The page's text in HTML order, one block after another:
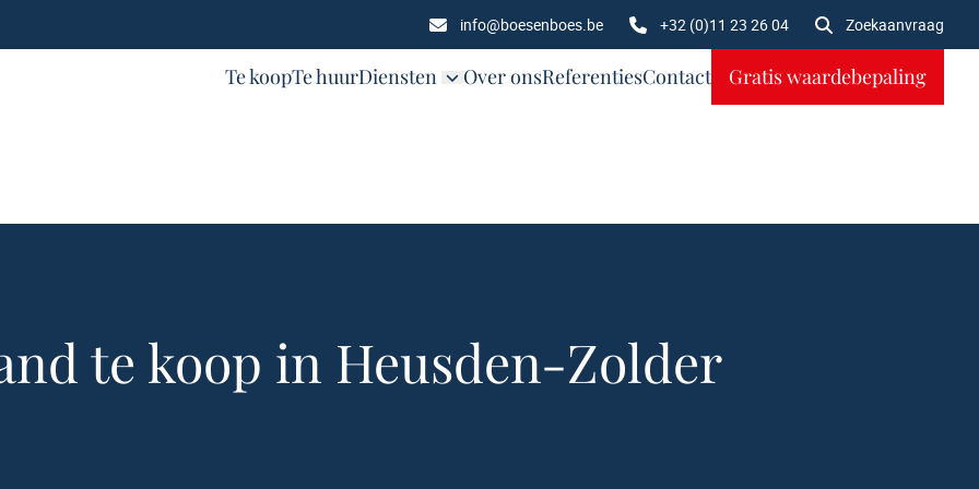
info@boesenboes.be +32 (0)11 23 26 04 Zoekaanvraag
Te koopTe huurDiensten Over onsReferentiesContact Gratis waardebepaling
te koop in Heusden-Zolder